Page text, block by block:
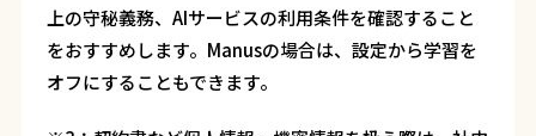
上の守秘義務、AIサービスの利用条件を確認すること
をおすすめします。Manusの場合は、設定から学習を
オフにすることもできます。